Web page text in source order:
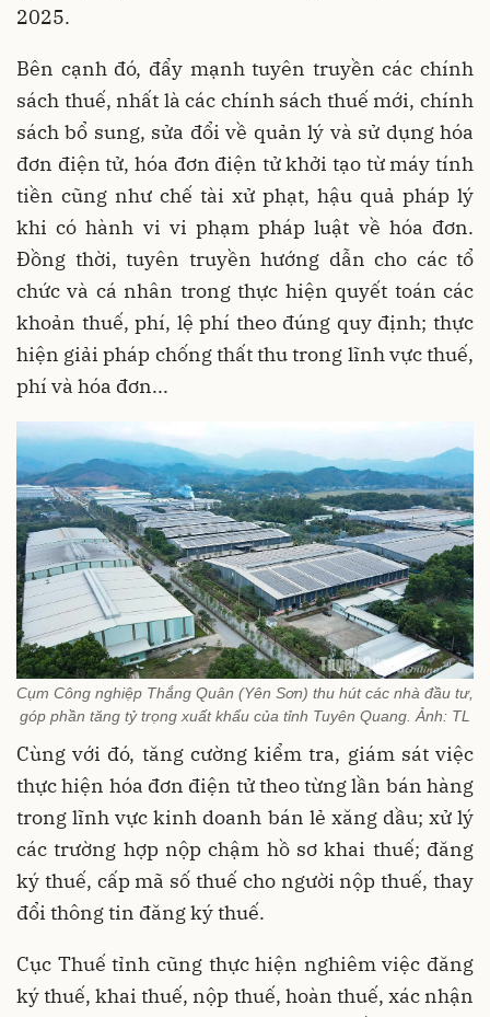
2025.
Bên cạnh đó, đẩy mạnh tuyên truyền các chính
sách thuế, nhất là các chính sách thuế mới, chính
sách bổ sung, sửa đổi về quản lý và sử dụng hóa
đơn điện tử, hóa đơn điện tử khởi tạo từ máy tính
tiền cũng như chế tài xử phạt, hậu quả pháp lý
khi có hành vi vi phạm pháp luật về hóa đơn.
Đồng thời, tuyên truyền hướng dẫn cho các tổ
chức và cá nhân trong thực hiện quyết toán các
khoản thuế, phí, lệ phí theo đúng quy định; thực
hiện giải pháp chống thất thu trong lĩnh vực thuế,
phí và hóa đơn...
Cụm Công nghiệp Thắng Quân (Yên Sơn) thu hút các nhà đầu tư,
góp phần tăng tỷ trọng xuất khẩu của tỉnh Tuyên Quang. Ảnh: TL
Cùng với đó, tăng cường kiểm tra, giám sát việc
thực hiện hóa đơn điện tử theo từng lần bán hàng
trong lĩnh vực kinh doanh bán lẻ xăng dầu; xử lý
các trường hợp nộp chậm hồ sơ khai thuế; đăng
ký thuế, cấp mã số thuế cho người nộp thuế, thay
đổi thông tin đăng ký thuế.
Cục Thuế tỉnh cũng thực hiện nghiêm việc đăng
ký thuế, khai thuế, nộp thuế, hoàn thuế, xác nhận